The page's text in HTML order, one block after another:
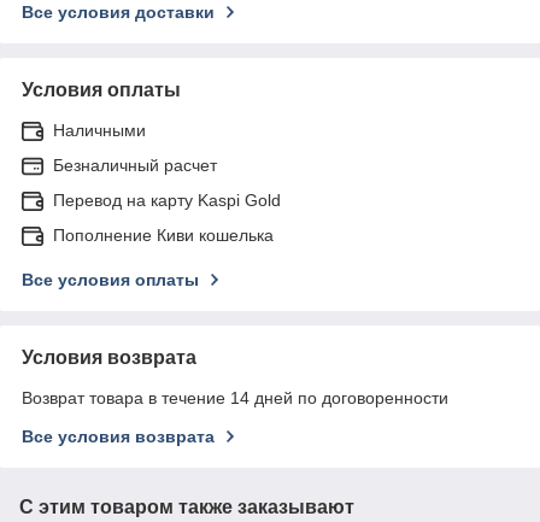
Все условия доставки
Условия оплаты
Наличными
Безналичный расчет
Перевод на карту Kaspi Gold
Пополнение Киви кошелька
Все условия оплаты
Условия возврата
Возврат товара в течение 14 дней по договоренности
Все условия возврата
С этим товаром также заказывают